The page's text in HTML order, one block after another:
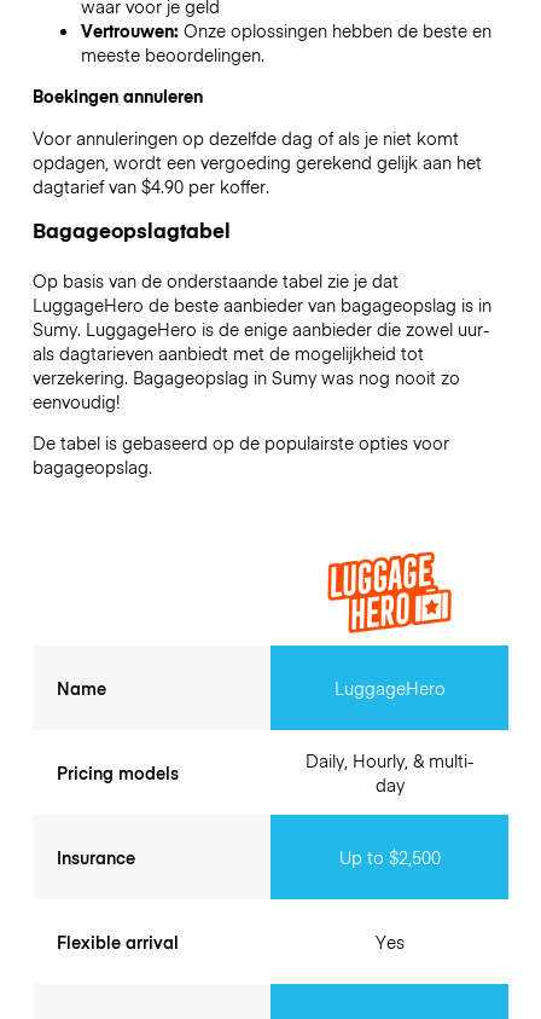
waar voor je geld
Vertrouwen: Onze oplossingen hebben de beste en
meeste beoordelingen.
Boekingen annuleren
Voor annuleringen op dezelfde dag of als je niet komt
opdagen, wordt een vergoeding gerekend gelijk aan het
dagtarief van $4.90 per koffer.
Bagageopslagtabel
Op basis van de onderstaande tabel zie je dat
LuggageHero de beste aanbieder van bagageopslag is in
Sumy. LuggageHero is de enige aanbieder die zowel uur-
als dagtarieven aanbiedt met de mogelijkheid tot
verzekering. Bagageopslag in Sumywas nog nooit zo
eenvoudig!
De tabel is gebaseerd op de populairste opties voor
bagageopslag.
Name
Pricing models
Insurance
Flexible arrival
LuggageHero
Daily, Hourly, & multi-
day
Up to $2,500
Yes